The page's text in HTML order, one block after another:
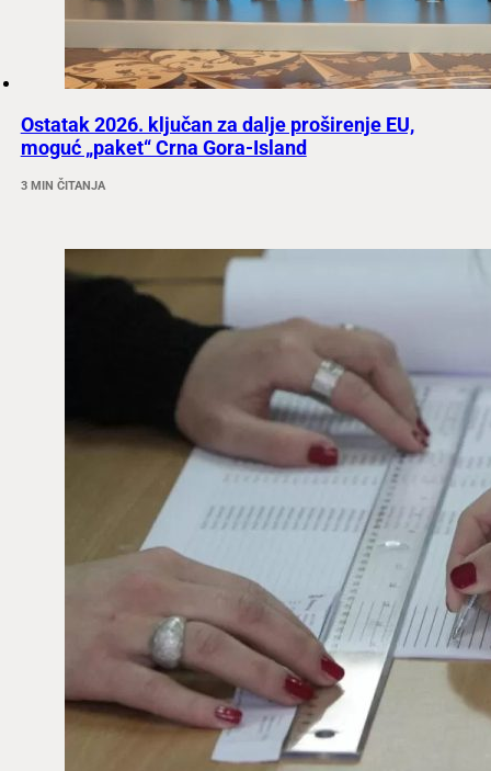
Ostatak 2026. ključan za dalje proširenje EU,
moguć „paket“ Crna Gora-Island
3 MIN ČITANJA